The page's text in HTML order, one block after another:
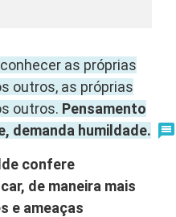
as próprias
outros, as próprias
outros. Pensamento
demanda humildade.
confere
de maneira mais
e ameaças